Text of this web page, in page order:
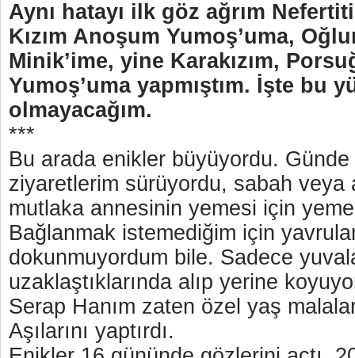
Aynı hatayı ilk göz ağrım
Kızım Anoşum Yumoş’uma,
Minik’ime, yine Karakızım,
Yumoş’uma yapmıştım. İşte bu
olmayacağım.
***
Bu arada enikler büyüyordu.
ziyaretlerim sürüyordu, sabah veya
mutlaka annesinin yemesi için
Bağlanmak istemediğim için
dokunmuyordum bile. Sadece
uzaklaştıklarında alıp yerine
Serap Hanım zaten özel yaş
Aşılarını yaptırdı.